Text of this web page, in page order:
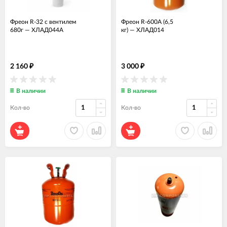
Фреон R-32 с вентилем
680г — ХЛАД044А
2 160 ₽
В наличии
Кол-во
Фреон R-600А (6,5
кг) — ХЛАД014
3 000 ₽
В наличии
Кол-во